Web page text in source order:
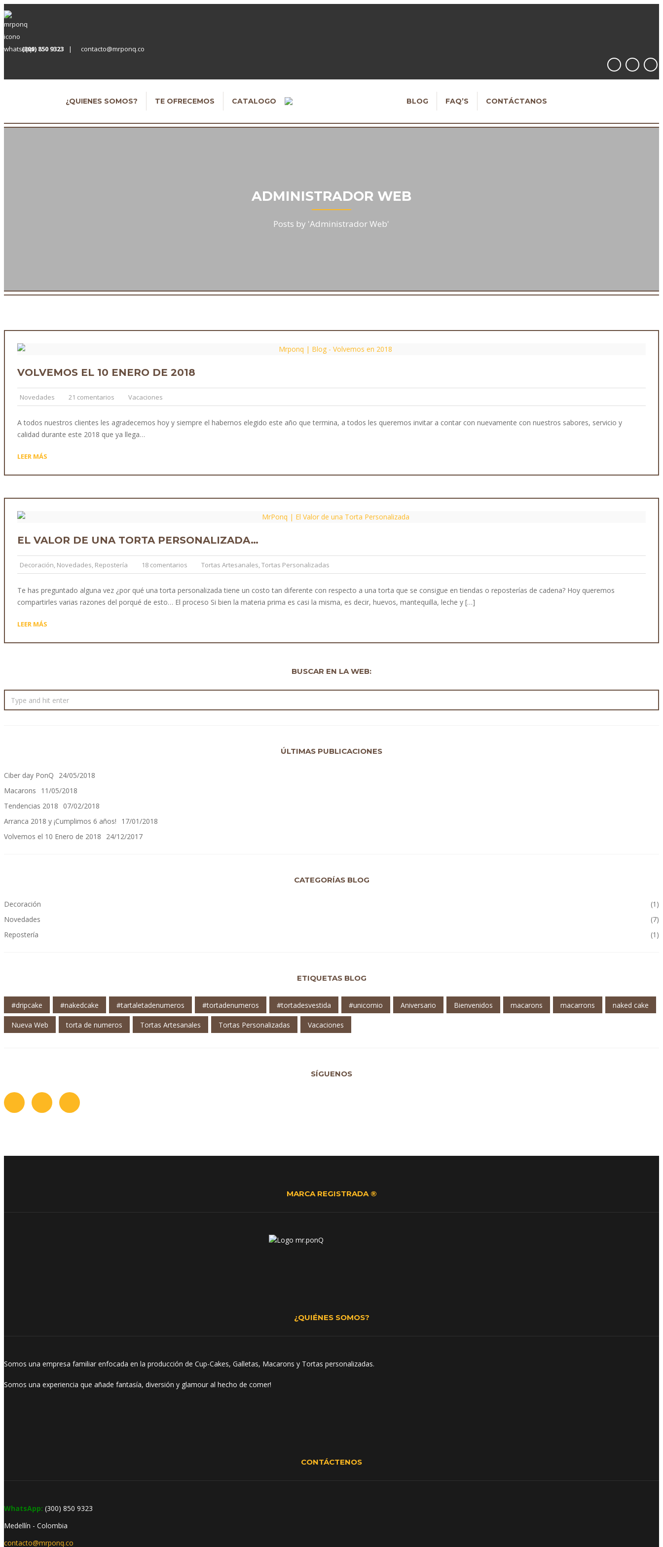
(300) 850 9323 | contacto@mrponq.co
¿QUIENES SOMOS? TE OFRECEMOS CATALOGO BLOG FAQ’S CONTÁCTANOS
ADMINISTRADOR WEB
Posts by 'Administrador Web'
VOLVEMOS EL 10 ENERO DE 2018
Novedades 21 comentarios Vacaciones
A todos nuestros clientes les agradecemos hoy y siempre el habernos elegido este año que termina, a todos les queremos invitar a contar con nuevamente con nuestros sabores, servicio y
calidad durante este 2018 que ya llega…
LEER MÁS
EL VALOR DE UNA TORTA PERSONALIZADA…
Decoración, Novedades, Repostería 18 comentarios Tortas Artesanales,Tortas Personalizadas
Te has preguntado alguna vez ¿por qué una torta personalizada tiene un costo tan diferente con respecto a una torta que se consigue en tiendas o reposterías de cadena? Hoy queremos
compartirles varias razones del porqué de esto… El proceso Si bien la materia prima es casi la misma, es decir, huevos, mantequilla, leche y […]
LEER MÁS
BUSCAR EN LA WEB:
ÚLTIMAS PUBLICACIONES
Ciber day PonQ
24/05/2018
Macarons
11/05/2018
Tendencias 2018
07/02/2018
Arranca 2018 y ¡Cumplimos 6 años!
17/01/2018
Volvemos el 10 Enero de 2018
24/12/2017
CATEGORÍAS BLOG
Decoración
(1)
Novedades
(7)
Repostería
(1)
ETIQUETAS BLOG
#dripcake #nakedcake #tartaletadenumeros #tortadenumeros #tortadesvestida #unicornio Aniversario Bienvenidos macarons macarrons naked cake
Nueva Web torta de numeros Tortas Artesanales Tortas Personalizadas Vacaciones
SÍGUENOS
MARCA REGISTRADA ®
¿QUIÉNES SOMOS?
Somos una empresa familiar enfocada en la producción de Cup-Cakes, Galletas, Macarons y Tortas personalizadas.
Somos una experiencia que añade fantasía, diversión y glamour al hecho de comer!
CONTÁCTENOS
WhatsApp: (300) 850 9323
Medellín - Colombia
contacto@mrponq.co